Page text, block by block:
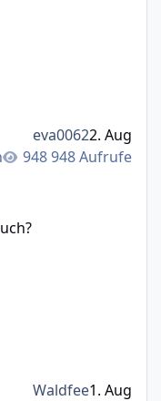
948 Aufrufe
eva00622. Aug
Waldfee1. Aug